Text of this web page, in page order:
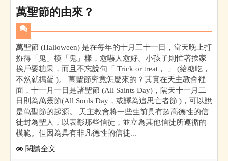
萬聖節的由來？
萬聖節 (Halloween) 是在每年的十月三十一日，當天晚上打
扮得「鬼」模「鬼」樣，愈嚇人愈好。小孩子則忙著挨家
挨戶要糖果，而且不忘說句「 Trick or treat， 」 (給糖吃，
不然就搗蛋 )。 萬聖節究竟怎麼來的？其實在天主教會裡
面，十一月一日是諸聖節 (All Saints Day)，隔天十一月二
日則為萬靈節(All Souls Day，或譯為追思亡者節 )，可以說
是萬聖節的起源。 天主教會將一些生前具有超高德性的信
徒封為聖人，以表彰那些信徒，並立為其他信徒所遵循的
模範。但因為具有非凡德性的信徒...
閱讀全文